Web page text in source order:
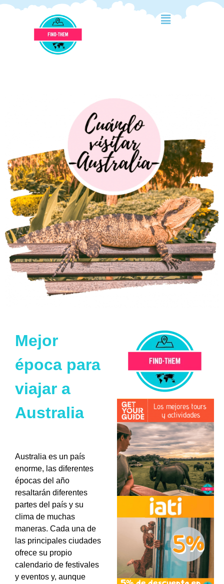
Mejor
época para
viajar a
Australia
Australia es un país
enorme, las diferentes
épocas del año
resaltarán diferentes
partes del país y su
clima de muchas
maneras. Cada una de
las principales ciudades
ofrece su propio
calendario de festivales
y eventos y, aunque